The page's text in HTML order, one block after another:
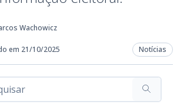
Wachowicz
em 21/10/2025 Notícias